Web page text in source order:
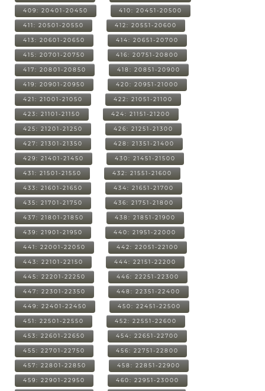
409: 20401-20450 410: 20451-20500
411: 20501-20550 412: 20551-20600
413: 20601-20650 414: 20651-20700
415: 20701-20750 416: 20751-20800
417: 20801-20850 418: 20851-20900
419: 20901-20950 420: 20951-21000
421: 21001-21050 422: 21051-21100
423: 21101-21150 424: 21151-21200
425: 21201-21250 426: 21251-21300
427: 21301-21350 428: 21351-21400
429: 21401-21450 430: 21451-21500
431: 21501-21550 432: 21551-21600
433: 21601-21650 434: 21651-21700
435: 21701-21750 436: 21751-21800
437: 21801-21850 438: 21851-21900
439: 21901-21950 440: 21951-22000
441: 22001-22050 442: 22051-22100
443: 22101-22150 444: 22151-22200
445: 22201-22250 446: 22251-22300
447: 22301-22350 448: 22351-22400
449: 22401-22450 450: 22451-22500
451: 22501-22550 452: 22551-22600
453: 22601-22650 454: 22651-22700
455: 22701-22750 456: 22751-22800
457: 22801-22850 458: 22851-22900
459: 22901-22950 460: 22951-23000